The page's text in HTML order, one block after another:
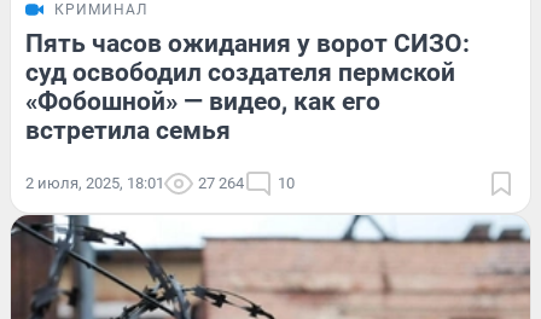
КРИМИНАЛ
Пять часов ожидания у ворот СИЗО:
суд освободил создателя пермской
«Фобошной» — видео, как его
встретила семья
2 июля, 2025, 18:01 27 264 10